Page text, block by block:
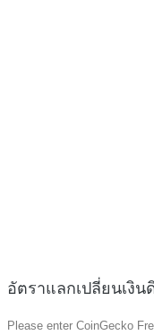
อัตราแลกเปลี่ยนเงิน
Please enter CoinGecko